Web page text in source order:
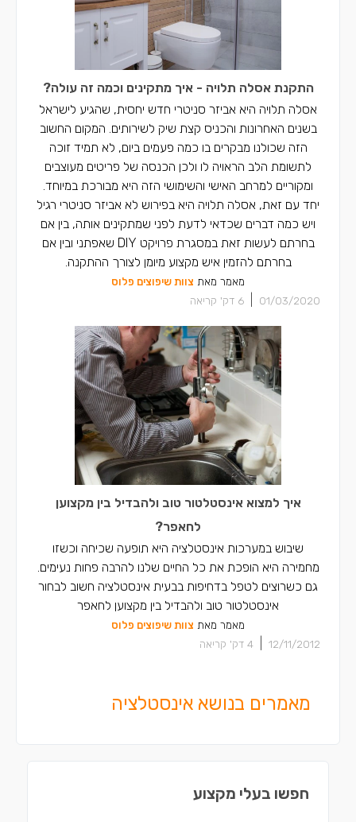
התקנת אסלה תלויה - איך מתקינים וכמה זה עולה?
אסלה תלויה היא אביזר סניטרי חדש יחסית, שהגיע לישראל
בשנים האחרונות והכניס קצת שיק לשירותים. המקום החשוב
הזה שכולנו מבקרים בו כמה פעמים ביום, לא תמיד זוכה
לתשומת הלב הראויה לו ולכן הכנסה של פריטים מעוצבים
ומקוריים למרחב האישי והשימושי הזה היא מבורכת במיוחד.
יחד עם זאת, אסלה תלויה היא בפירוש לא אביזר סניטרי רגיל
ויש כמה דברים שכדאי לדעת לפני שמתקינים אותה, בין אם
בחרתם לעשות זאת במסגרת פרויקט DIY שאפתני ובין אם
בחרתם להזמין איש מקצוע מיומן לצורך ההתקנה.
מאמר מאת צוות שיפוצים פלוס
01/03/2020
6 דק' קריאה
איך למצוא אינסטלטור טוב ולהבדיל בין מקצוען
לחאפר?
שיבוש במערכות אינסטלציה היא תופעה שכיחה וכשזו
מחמירה היא הופכת את כל החיים שלנו להרבה פחות נעימים.
גם כשרוצים לטפל בדחיפות בבעית אינסטלציה חשוב לבחור
אינסטלטור טוב ולהבדיל בין מקצוען לחאפר
מאמר מאת צוות שיפוצים פלוס
12/11/2012
4 דק' קריאה
מאמרים בנושא אינסטלציה
חפשו בעלי מקצוע